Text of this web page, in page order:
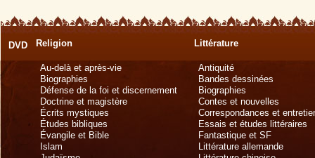
DVD Religion
Au-delà et après-vie
Biographies
Défense de la foi et discernement
Doctrine et magistère
Écrits mystiques
Études bibliques
Évangile et Bible
Islam
Littérature
Antiquité
Bandes dessinées
Biographies
Contes et nouvelles
Correspondances et
Essais et études littéraires
Fantastique et SF
Littérature allemande